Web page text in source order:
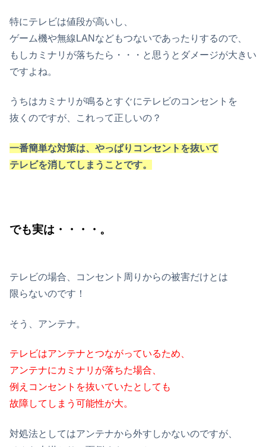
特にテレビは値段が高いし、
ゲーム機や無線LANなどもつないであったりするので、
もしカミナリが落ちたら・・・と思うとダメージが大きい
ですよね。
うちはカミナリが鳴るとすぐにテレビのコンセントを
抜くのですが、これって正しいの？
一番簡単な対策は、やっぱりコンセントを抜いて
テレビを消してしまうことです。
でも実は・・・・。
テレビの場合、コンセント周りからの被害だけとは
限らないのです！
そう、アンテナ。
テレビはアンテナとつながっているため、
アンテナにカミナリが落ちた場合、
例えコンセントを抜いていたとしても
故障してしまう可能性が大。
対処法としてはアンテナから外すしかないのですが、